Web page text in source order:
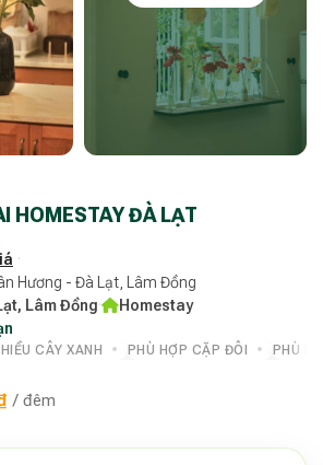
HOMESTAY ĐÀ LẠT
·
Hương - Đà Lạt, Lâm Đồng
Lâm Đồng·
Homestay
CÂY XANH PHÙ HỢP CẶP ĐÔI
PHÙ
/ đêm